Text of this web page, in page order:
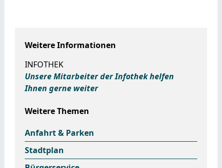
Weitere Informationen
INFOTHEK
Unsere Mitarbeiter der Infothek helfen
Ihnen gerne weiter
Weitere Themen
Anfahrt & Parken
Stadtplan